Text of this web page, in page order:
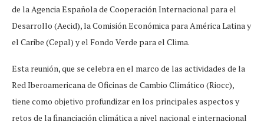
de la Agencia Española de Cooperación Internacional para el
Desarrollo (Aecid), la Comisión Económica para América Latina y
el Caribe (Cepal) y el Fondo Verde para el Clima.
Esta reunión, que se celebra en el marco de las actividades de la
Red Iberoamericana de Oficinas de Cambio Climático (Riocc),
tiene como objetivo profundizar en los principales aspectos y
retos de la financiación climática a nivel nacional e internacional